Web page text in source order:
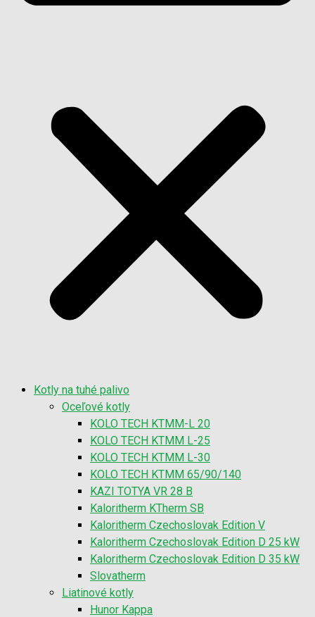
Kotly na tuhé palivo
Oceľové kotly
KOLO TECH KTMM-L 20
KOLO TECH KTMM L-25
KOLO TECH KTMM L-30
KOLO TECH KTMM 65/90/140
KAZI TOTYA VR 28 B
Kaloritherm KTherm SB
Kaloritherm Czechoslovak Edition V
Kaloritherm Czechoslovak Edition D 25 kW
Kaloritherm Czechoslovak Edition D 35 kW
Slovatherm
Liatinové kotly
Hunor Kappa